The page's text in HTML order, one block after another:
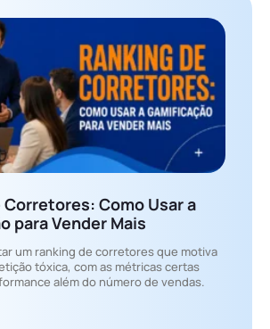
Corretores: Como Usar a
para Vender Mais
um ranking de corretores que motiva
tóxica, com as métricas certas
além do número de vendas.